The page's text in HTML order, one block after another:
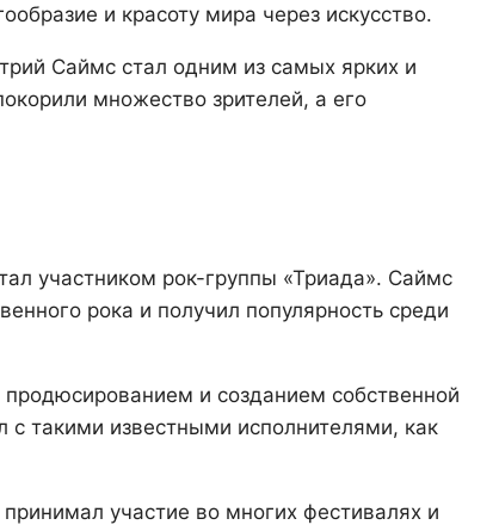
и красоту мира через искусство.
Саймс стал одним из самых ярких и
множество зрителей, а его
участником рок-группы «Триада». Саймс
рока и получил популярность среди
и созданием собственной
такими известными исполнителями, как
участие во многих фестивалях и